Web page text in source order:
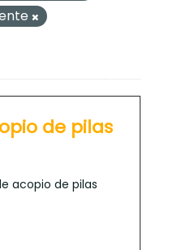
de pilas
acopio de pilas